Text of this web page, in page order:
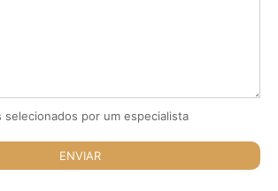
selecionados por um especialista